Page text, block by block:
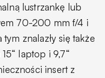
lustrzankę lub
70-200 mm f/4 i
znalazły się także
laptop i 9,7“
insert z